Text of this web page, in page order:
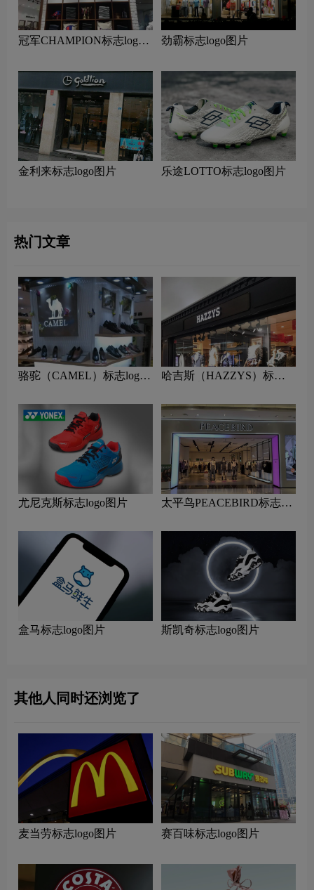
冠军CHAMPION标志logo
劲霸标志logo图片
金利来标志logo图片 乐途LOTTO标志logo图片
热门文章
骆驼（CAMEL）标志logo
哈吉斯（HAZZYS）标志
尤尼克斯标志logo图片
太平鸟PEACEBIRD标志
盒马标志logo图片 斯凯奇标志logo图片
其他人同时还浏览了
麦当劳标志logo图片 赛百味标志logo图片